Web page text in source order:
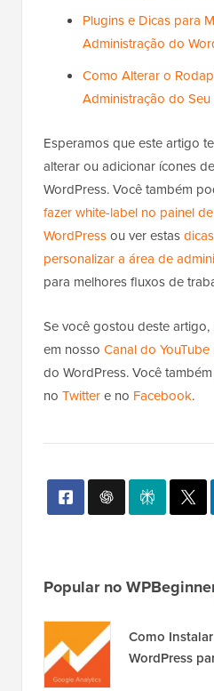
Plugins e Dicas para
Administração do
Como Alterar o
Administração do
Esperamos que este artigo
alterar ou adicionar ícones
WordPress. Você também
fazer white-label no painel
WordPressou ver estas
personalizar a área de
para melhores fluxos de
Se você gostou deste
em nosso Canal do YouTube
do WordPress. Você
no Twittere no Facebook.
Popular no
Como
WordPress